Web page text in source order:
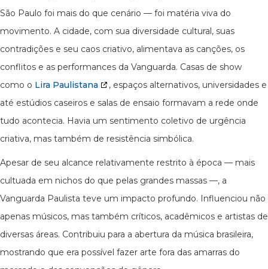
São Paulo foi mais do que cenário — foi matéria viva do
movimento. A cidade, com sua diversidade cultural, suas
contradições e seu caos criativo, alimentava as canções, os
conflitos e as performances da Vanguarda. Casas de show
como o Lira Paulistana
, espaços alternativos, universidades e
até estúdios caseiros e salas de ensaio formavam a rede onde
tudo acontecia. Havia um sentimento coletivo de urgência
criativa, mas também de resistência simbólica.
Apesar de seu alcance relativamente restrito à época — mais
cultuada em nichos do que pelas grandes massas —, a
Vanguarda Paulista teve um impacto profundo. Influenciou não
apenas músicos, mas também críticos, acadêmicos e artistas de
diversas áreas. Contribuiu para a abertura da música brasileira,
mostrando que era possível fazer arte fora das amarras do